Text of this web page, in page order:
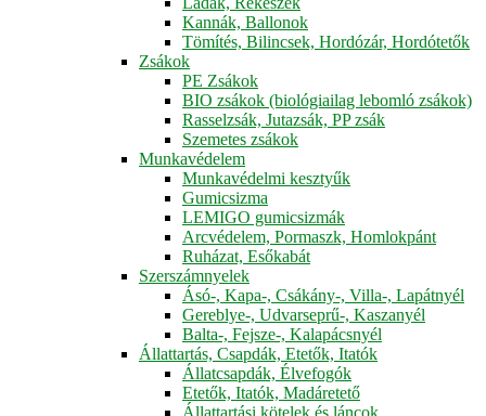
Kannák, Ballonok
Tömítés, Bilincsek, Hordózár, Hordótetők
Zsákok
PE Zsákok
BIO zsákok (biológiailag lebomló zsákok)
Rasselzsák, Jutazsák, PP zsák
Szemetes zsákok
Munkavédelem
Munkavédelmi kesztyűk
Gumicsizma
LEMIGO gumicsizmák
Arcvédelem, Pormaszk, Homlokpánt
Ruházat, Esőkabát
Szerszámnyelek
Ásó-, Kapa-, Csákány-, Villa-, Lapátnyél
Gereblye-, Udvarseprű-, Kaszanyél
Balta-, Fejsze-, Kalapácsnyél
Állattartás, Csapdák, Etetők, Itatók
Állatcsapdák, Élvefogók
Etetők, Itatók, Madáretető
Állattartási kötelek és láncok